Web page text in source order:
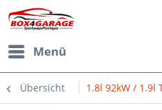
Menü
Übersicht 1.8l 92kW / 1.9l